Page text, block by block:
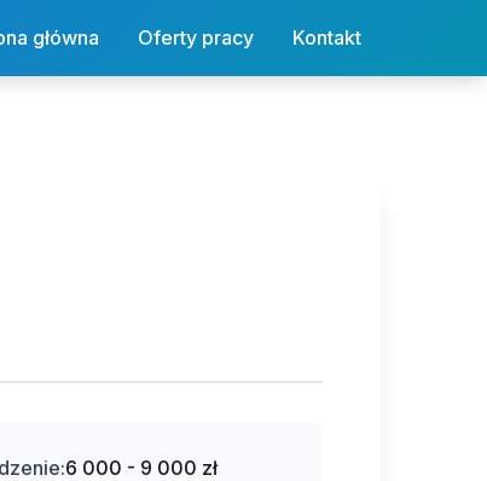
główna Oferty pracy Kontakt
6 000 - 9 000 zł